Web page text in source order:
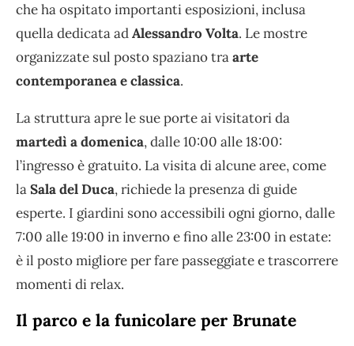
che ha ospitato importanti esposizioni, inclusa
quella dedicata adAlessandro Volta. Le mostre
organizzate sul posto spaziano traarte
contemporanea e classica.
La struttura apre le sue porte ai visitatori da
martedì a domenica, dalle 10:00 alle 18:00:
l’ingresso è gratuito. La visita di alcune aree, come
laSala del Duca, richiede la presenza di guide
esperte. I giardini sono accessibili ogni giorno, dalle
7:00 alle 19:00 in inverno e fino alle 23:00 in estate:
è il posto migliore per fare passeggiate e trascorrere
momenti di relax.
Il parco e la funicolare per Brunate